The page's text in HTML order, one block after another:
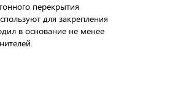
перекрытия
для закрепления
в основание не менее